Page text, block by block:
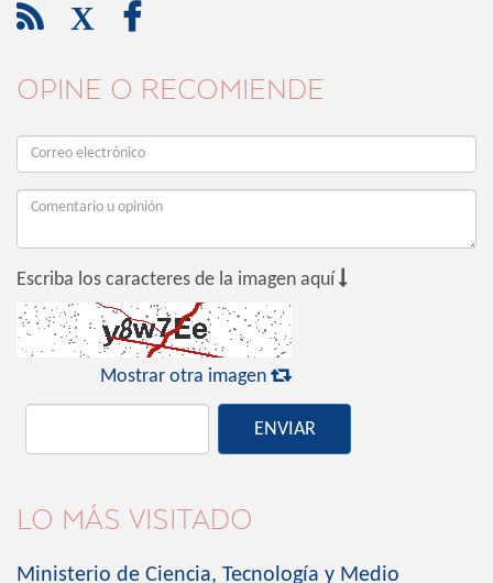
 X 
OPINE O RECOMIENDE
Escriba los caracteres de la imagen aquí 
Mostrar otra imagen 
ENVIAR
LO MÁS VISITADO
Ministerio de Ciencia, Tecnología y Medio